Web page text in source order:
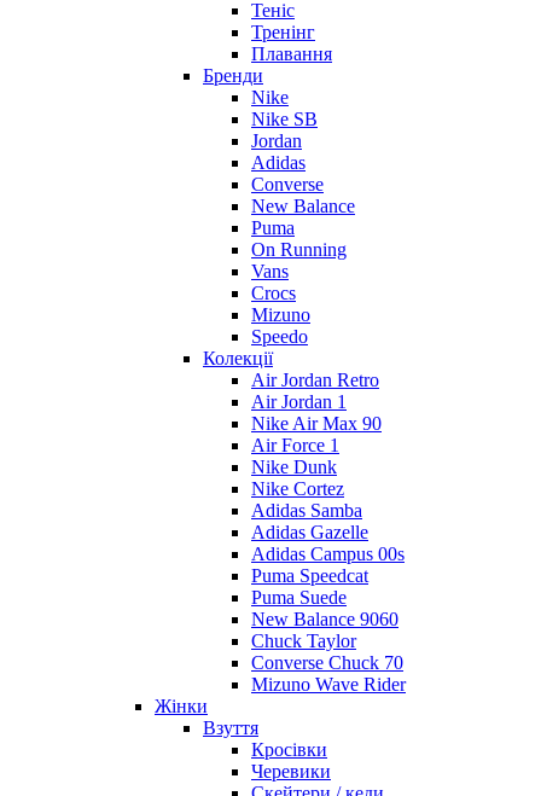
Теніс
Тренінг
Плавання
Бренди
Nike
Nike SB
Jordan
Adidas
Converse
New Balance
Puma
On Running
Vans
Crocs
Mizuno
Speedo
Колекції
Air Jordan Retro
Air Jordan 1
Nike Air Max 90
Air Force 1
Nike Dunk
Nike Cortez
Adidas Samba
Adidas Gazelle
Adidas Campus 00s
Puma Speedcat
Puma Suede
New Balance 9060
Chuck Taylor
Converse Chuck 70
Mizuno Wave Rider
Жінки
Взуття
Кросівки
Черевики